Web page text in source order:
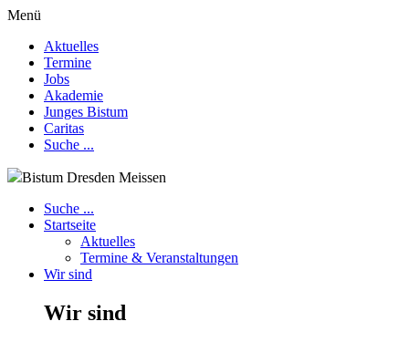
Menü
Aktuelles
Termine
Jobs
Akademie
Junges Bistum
Caritas
Suche ...
Bistum Dresden Meissen
Suche ...
Startseite
Aktuelles
Termine & Veranstaltungen
Wir sind
Wir sind